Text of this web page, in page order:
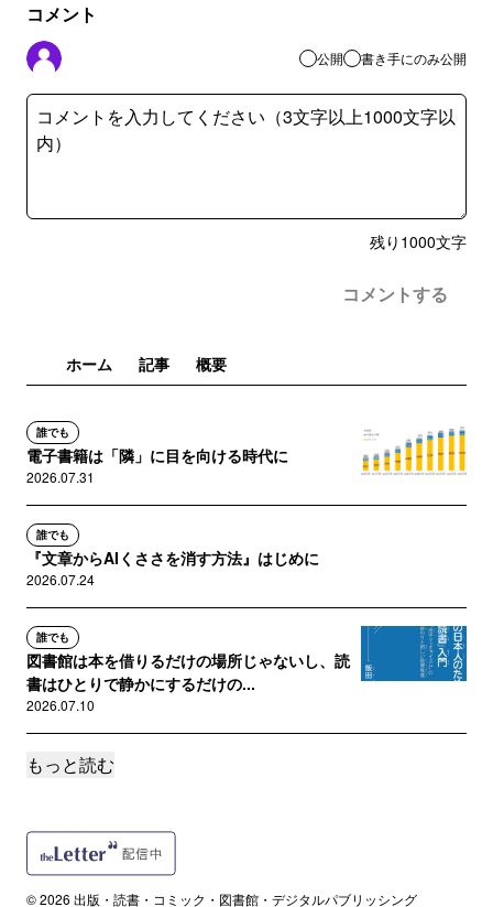
コメント
公開 書き手にのみ公開
残り 1000文字
コメントする
ホーム 記事 概要
誰でも
電子書籍は「隣」に目を向ける時代に
2026.07.31
誰でも
『文章からAIくささを消す方法』はじめに
2026.07.24
誰でも
図書館は本を借りるだけの場所じゃないし、読
書はひとりで静かにするだけの...
2026.07.10
誰でも
2026.07.03
もっと読む
© 2026 出版・読書・コミック・図書館・デジタルパブリッシング